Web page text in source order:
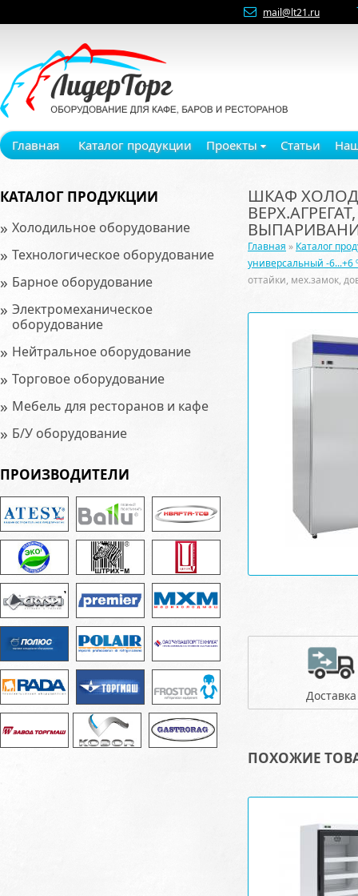
mail@lt21.ru
Главная Каталог продукции Проекты Статьи
КАТАЛОГ ПРОДУКЦИИ
» Холодильное оборудование
» Технологическое оборудование
» Барное оборудование
» Электромеханическое
оборудование
» Нейтральное оборудование
» Торговое оборудование
» Мебель для ресторанов и кафе
» Б/У оборудование
ПРОИЗВОДИТЕЛИ
ШКАФ
Главная » Каталог
универсальный -6...+6
оттайки, мех.замок,
Доставка
ПОХОЖИЕ